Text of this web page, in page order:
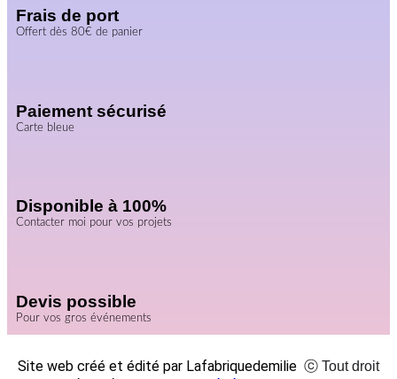
Frais de port
Offert dès 80€ de panier
Paiement sécurisé
Carte bleue
Disponible à 100%
Contacter moi pour vos projets
Devis possible
Pour vos gros événements
Site web créé et édité par Lafabriquedemilie ⓒ Tout droit